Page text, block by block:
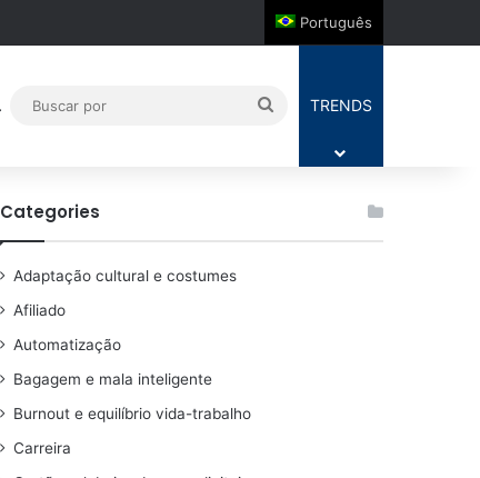
Português
Switch skin
BuscarTRENDS
Categories
Adaptação cultural e costumes
Afiliado
Automatização
Bagagem e mala inteligente
Burnout e equilíbrio vida-trabalho
Carreira